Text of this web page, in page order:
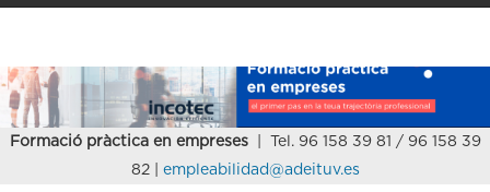
Formació pràctica en empreses
| Tel. 96 158 39 81 / 96 158 39
82 | empleabilidad@adeituv.es